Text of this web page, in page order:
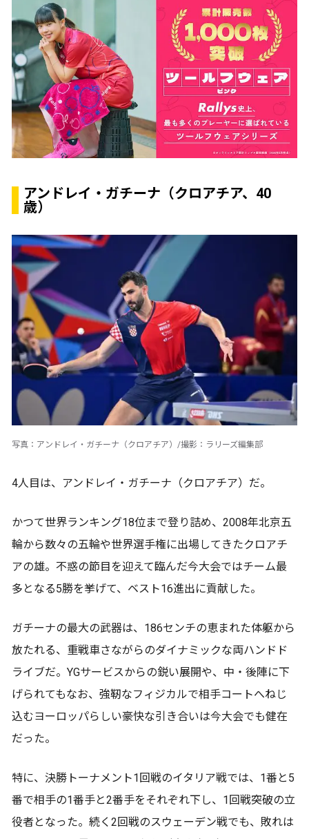
アンドレイ・ガチーナ（クロアチア、40
歳）
写真：アンドレイ・ガチーナ（クロアチア）/撮影：ラリーズ編集部
4人目は、アンドレイ・ガチーナ（クロアチア）だ。
かつて世界ランキング18位まで登り詰め、2008年北京五
輪から数々の五輪や世界選手権に出場してきたクロアチ
アの雄。不惑の節目を迎えて臨んだ今大会ではチーム最
多となる5勝を挙げて、ベスト16進出に貢献した。
ガチーナの最大の武器は、186センチの恵まれた体躯から
放たれる、重戦車さながらのダイナミックな両ハンドド
ライブだ。YGサービスからの鋭い展開や、中・後陣に下
げられてもなお、強靭なフィジカルで相手コートへねじ
込むヨーロッパらしい豪快な引き合いは今大会でも健在
だった。
特に、決勝トーナメント1回戦のイタリア戦では、1番と5
番で相手の1番手と2番手をそれぞれ下し、1回戦突破の立
役者となった。続く2回戦のスウェーデン戦でも、敗れは